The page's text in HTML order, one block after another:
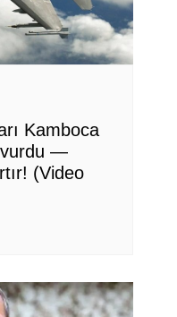
Kamboca
vurdu —
(Video